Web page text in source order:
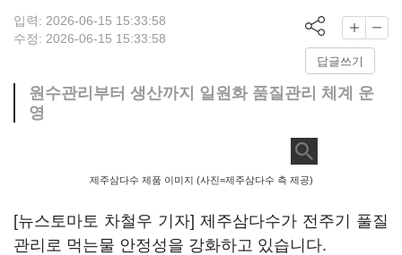
입력: 2026-06-15 15:33:58
수정: 2026-06-15 15:33:58
답글쓰기
원수관리부터 생산까지 일원화 품질관리 체계 운
영
제주삼다수 제품 이미지 (사진=제주삼다수 측 제공)
[뉴스토마토 차철우 기자] 제주삼다수가 전주기 풀질
관리로 먹는물 안정성을 강화하고 있습니다.